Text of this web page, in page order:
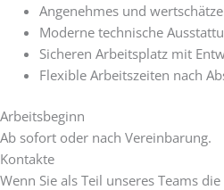
Angenehmes und
Moderne technische
Sicheren Arbeitsplatz mit
Flexible Arbeitszeiten nach
Arbeitsbeginn
Ab sofort oder nach Vereinbarung.
Kontakte
Wenn Sie als Teil unseres Teams